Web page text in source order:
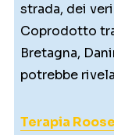
strada, dei
Coprodotto tra
Bretagna,
potrebbe
Terapia